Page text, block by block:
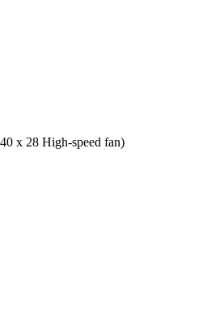
x 28 High-speed fan)